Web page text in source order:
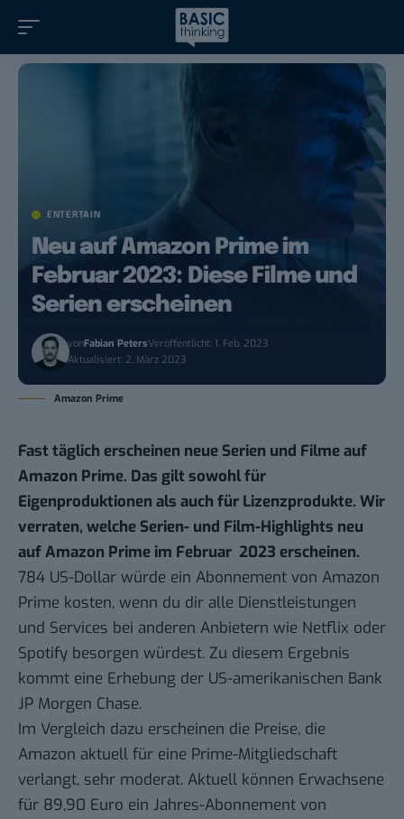
ENTERTAIN
Neu auf Amazon Prime im
Februar 2023: Diese Filme und
Serien erscheinen
vonFabian PetersVeröffentlicht: 1. Feb. 2023
Aktualisiert: 2. März 2023
Amazon Prime
Fast täglich erscheinen neue Serien und Filme auf
Amazon Prime. Das gilt sowohl für
Eigenproduktionen als auch für Lizenzprodukte. Wir
verraten, welche Serien- und Film-Highlights neu
auf Amazon Prime im Februar 2023 erscheinen.
784 US-Dollar würde ein Abonnement von Amazon
Prime kosten, wenn du dir alle Dienstleistungen
und Services bei anderen Anbietern wie Netflix oder
Spotify besorgen würdest. Zu diesem Ergebnis
kommt eine Erhebung der US-amerikanischen Bank
JP Morgen Chase.
Im Vergleich dazu erscheinen die Preise, die
Amazon aktuell für eine Prime-Mitgliedschaft
verlangt, sehr moderat. Aktuell können Erwachsene
für 89,90 Euro ein Jahres-Abonnement von